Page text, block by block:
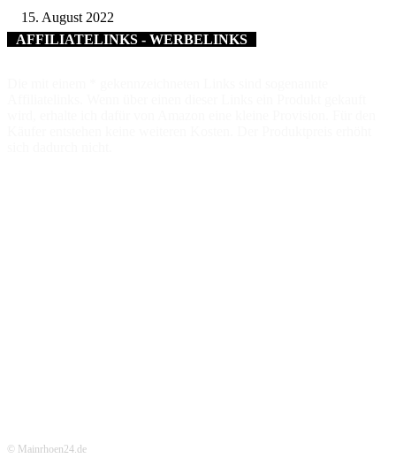
15. August 2022
AFFILIATELINKS - WERBELINKS
© Mainrhoen24.de